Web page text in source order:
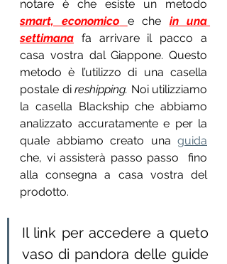
smart, economico
e che in una
settimana fa arrivare il pacco a
casa vostra dal Giappone. Questo
metodo è l’utilizzo di una casella
postale di reshipping. Noi utilizziamo
la casella Blackship che abbiamo
analizzato accuratamente e per la
quale abbiamo creato una guida
che, vi assisterà passo passo  fino
alla consegna a casa vostra del
prodotto.
Il link per accedere a queto
vaso di pandora delle guide